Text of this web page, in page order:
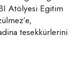
Atölyesi Egitim
tesekkürlerini